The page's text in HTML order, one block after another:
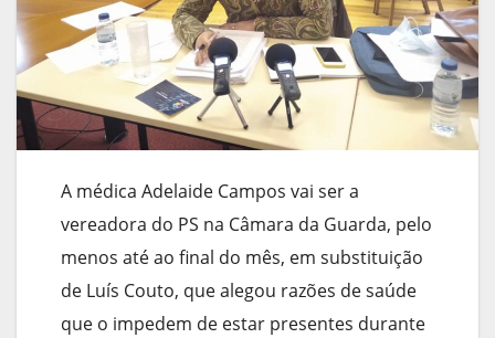
A médica Adelaide Campos vai ser a
vereadora do PS na Câmara da Guarda, pelo
menos até ao final do mês, em substituição
de Luís Couto, que alegou razões de saúde
que o impedem de estar presentes durante